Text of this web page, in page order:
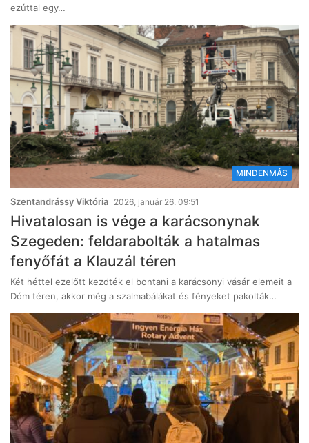
ezúttal egy…
MINDENMÁS
Szentandrássy Viktória 2026, január 26. 09:51
Hivatalosan is vége a karácsonynak
Szegeden: feldarabolták a hatalmas
fenyőfát a Klauzál téren
Két héttel ezelőtt kezdték el bontani a karácsonyi vásár elemeit a
Dóm téren, akkor még a szalmabálákat és fényeket pakolták…